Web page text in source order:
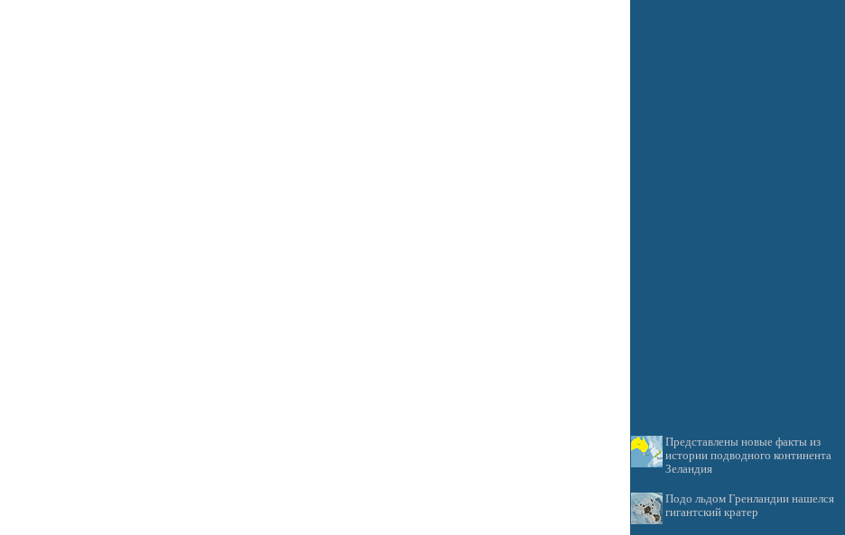
Представлены новые факты из
истории подводного континента
Зеландия
Подо льдом Гренландии нашелся
гигантский кратер